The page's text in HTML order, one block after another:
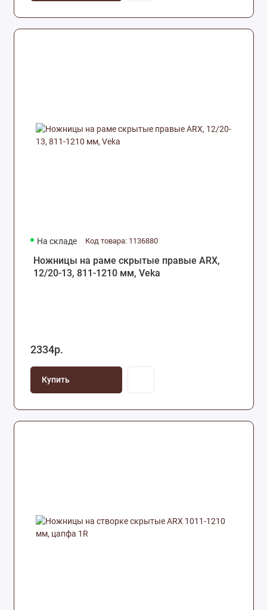
На складе Код товара: 1136880
Ножницы на раме скрытые правые ARX,
12/20-13, 811-1210 мм, Veka
2334р.
Купить